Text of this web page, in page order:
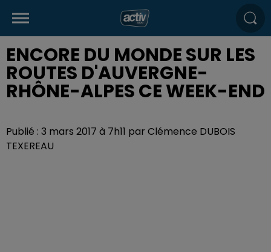
ENCORE DU MONDE SUR LES
ROUTES D'AUVERGNE-
RHÔNE-ALPES CE WEEK-END
Publié : 3 mars 2017 à 7h11 par Clémence DUBOIS
TEXEREAU